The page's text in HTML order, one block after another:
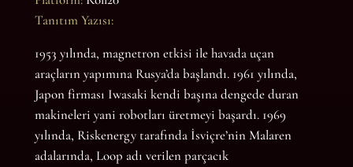
Tanıtım Yazısı:
1953 yılında, magnetron etkisi ile havada uçan
araçların yapımına Rusya’da başlandı. 1961 yılında,
Japon firması Iwasaki kendi başına dengede duran
makineleri yani robotları üretmeyi başardı. 1969
yılında, Riskenergy tarafında İsviçre’nin Malaren
adalarında, Loop adı verilen parçacık